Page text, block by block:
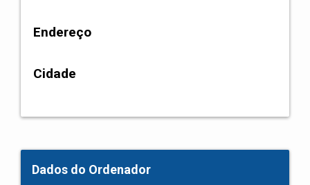
Endereço
Cidade
Dados do Ordenador